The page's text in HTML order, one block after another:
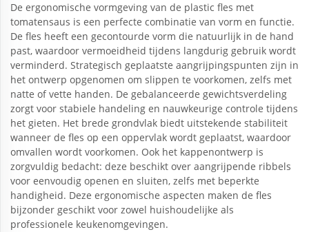
De ergonomische vormgeving van de plastic fles met
tomatensaus is een perfecte combinatie van vorm en functie.
De fles heeft een gecontourde vorm die natuurlijk in de hand
past, waardoor vermoeidheid tijdens langdurig gebruik wordt
verminderd. Strategisch geplaatste aangrijpingspunten zijn in
het ontwerp opgenomen om slippen te voorkomen, zelfs met
natte of vette handen. De gebalanceerde gewichtsverdeling
zorgt voor stabiele handeling en nauwkeurige controle tijdens
het gieten. Het brede grondvlak biedt uitstekende stabiliteit
wanneer de fles op een oppervlak wordt geplaatst, waardoor
omvallen wordt voorkomen. Ook het kappenontwerp is
zorgvuldig bedacht: deze beschikt over aangrijpende ribbels
voor eenvoudig openen en sluiten, zelfs met beperkte
handigheid. Deze ergonomische aspecten maken de fles
bijzonder geschikt voor zowel huishoudelijke als
professionele keukenomgevingen.